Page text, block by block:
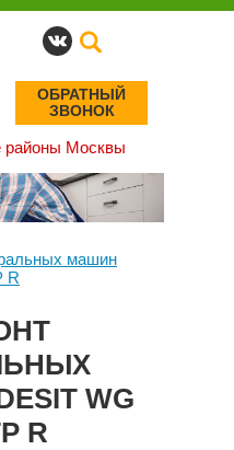
районы Москвы
ОБРАТНЫЙ
ЗВОНОК
машин
R
WG
R